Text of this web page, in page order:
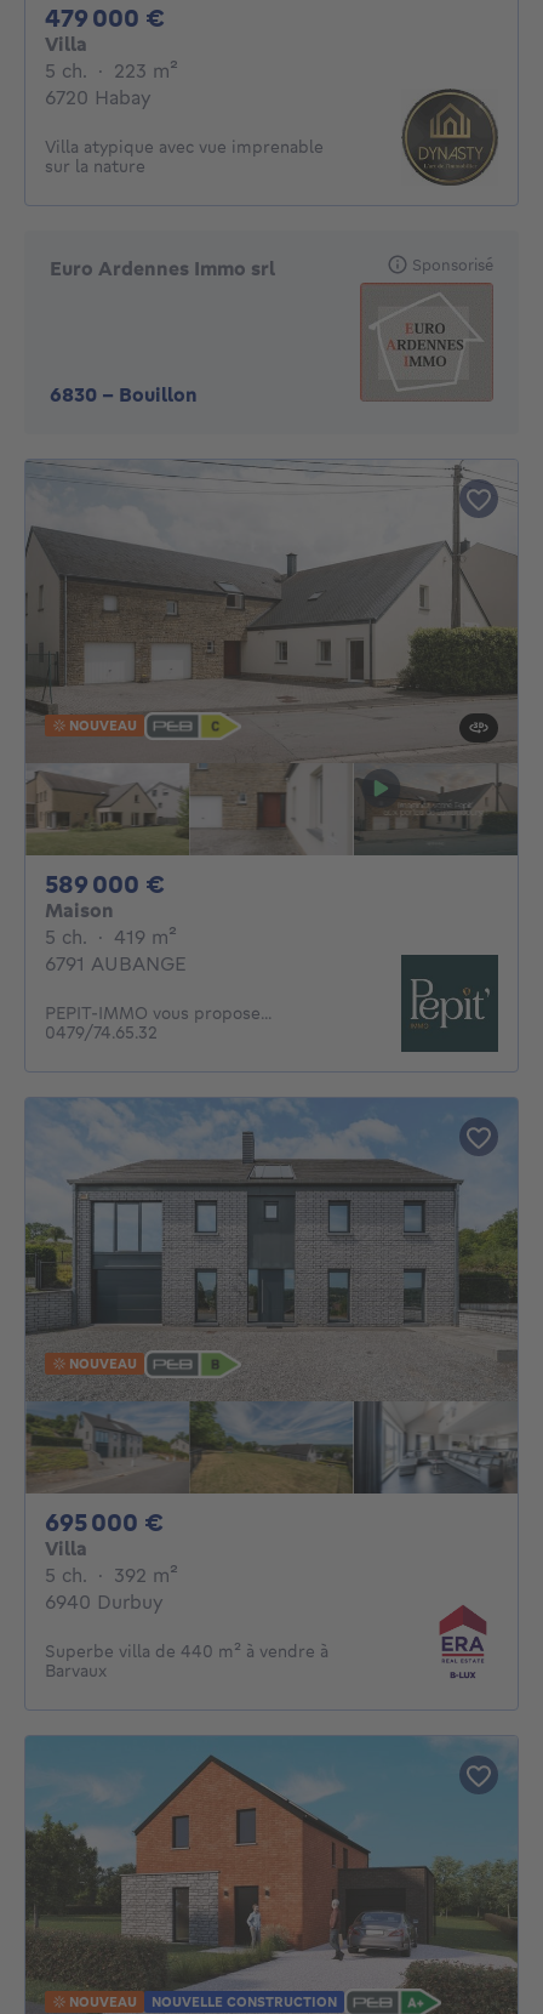
479 000 €
Villa
5 ch. 5 chambres
· 223 m²
6720 Habay
Villa atypique avec vue imprenable
sur la nature
Euro Ardennes Immo srl
6830 - Bouillon
Sponsorisé
NOUVEAU
589 000 €
Maison
5 ch. 5 chambres
· 419 m²
6791 AUBANGE
PEPIT-IMMO vous propose...
0479/74.65.32
NOUVEAU
695 000 €
Villa
5 ch. 5 chambres
· 392 m²
6940 Durbuy
Superbe villa de 440 m² à vendre à
Barvaux
NOUVEAU NOUVELLE CONSTRUCTION